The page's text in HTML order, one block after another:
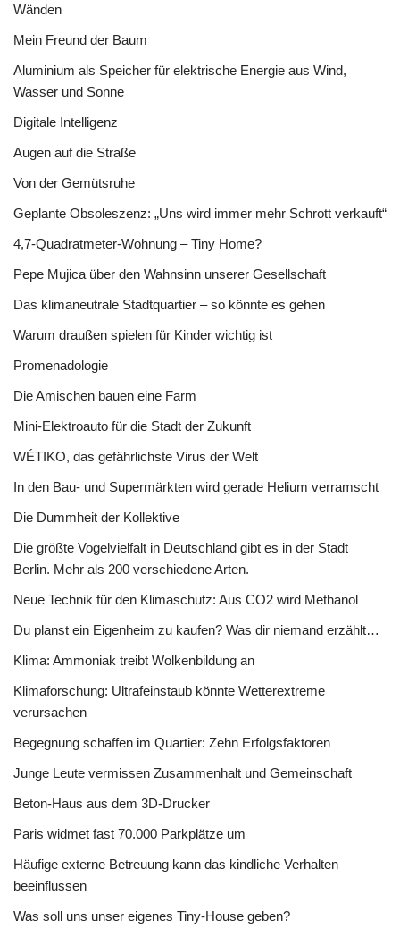
Wänden
Mein Freund der Baum
Aluminium als Speicher für elektrische Energie aus Wind,
Wasser und Sonne
Digitale Intelligenz
Augen auf die Straße
Von der Gemütsruhe
Geplante Obsoleszenz: „Uns wird immer mehr Schrott verkauft“
4,7-Quadratmeter-Wohnung – Tiny Home?
Pepe Mujica über den Wahnsinn unserer Gesellschaft
Das klimaneutrale Stadtquartier – so könnte es gehen
Warum draußen spielen für Kinder wichtig ist
Promenadologie
Die Amischen bauen eine Farm
Mini-Elektroauto für die Stadt der Zukunft
WÉTIKO, das gefährlichste Virus der Welt
In den Bau- und Supermärkten wird gerade Helium verramscht
Die Dummheit der Kollektive
Die größte Vogelvielfalt in Deutschland gibt es in der Stadt
Berlin. Mehr als 200 verschiedene Arten.
Neue Technik für den Klimaschutz: Aus CO2 wird Methanol
Du planst ein Eigenheim zu kaufen? Was dir niemand erzählt…
Klima: Ammoniak treibt Wolkenbildung an
Klimaforschung: Ultrafeinstaub könnte Wetterextreme
verursachen
Begegnung schaffen im Quartier: Zehn Erfolgsfaktoren
Junge Leute vermissen Zusammenhalt und Gemeinschaft
Beton-Haus aus dem 3D-Drucker
Paris widmet fast 70.000 Parkplätze um
Häufige externe Betreuung kann das kindliche Verhalten
beeinflussen
Was soll uns unser eigenes Tiny-House geben?